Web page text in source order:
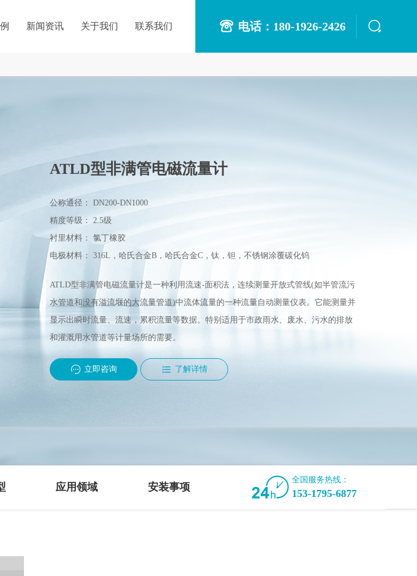
新闻资讯 关于我们 联系我们 电话：180-1926-2426
ATLD型非满管电磁流量计
公称通径：DN200-DN1000
精度等级： 2.5级
衬里材料：氯丁橡胶
电极材料：316L，哈氏合金B，哈氏合金C，钛，钽，不锈钢涂覆碳化钨
ATLD型非满管电磁流量计是一种利用流速-面积法，连续测量开放式管线(如半管流污
水管道和没有溢流堰的大流量管道)中流体流量的一种流量自动测量仪表。它能测量并
显示出瞬时流量、流速，累积流量等数据。特别适用于市政雨水、废水、污水的排放
和灌溉用水管道等计量场所的需要。
立即咨询 了解详情
应用领域 安装事项
全国服务热线：
153-1795-6877